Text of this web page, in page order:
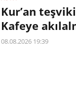
Kur’an
Kafeye
08.08.2026 19:39